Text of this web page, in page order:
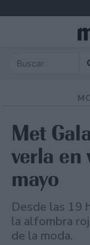
Met
verla en
mayo
Desde las 19
la alfombra
de la moda.